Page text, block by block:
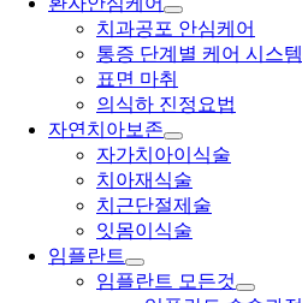
치과공포 안심케어
통증 단계별 케어 시스템
표면 마취
의식하 진정요법
자연치아보존
자가치아이식술
치아재식술
치근단절제술
잇몸이식술
임플란트
임플란트 모든것